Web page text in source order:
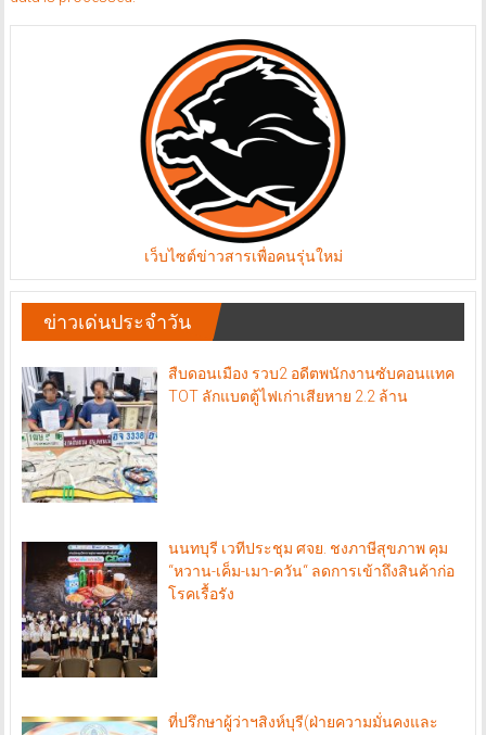
เว็บไซต์ข่าวสารเพื่อคนรุ่นใหม่
ข่าวเด่นประจำวัน
สืบดอนเมือง รวบ2 อดีตพนักงานซับคอนแทค
TOT ลักแบตตู้ไฟเก่าเสียหาย 2.2 ล้าน
นนทบุรี เวทีประชุม ศจย. ชงภาษีสุขภาพ คุม
“หวาน-เค็ม-เมา-ควัน“ ลดการเข้าถึงสินค้าก่อ
โรคเรื้อรัง
ที่ปรึกษาผู้ว่าฯสิงห์บุรี(ฝ่ายความมั่นคงและ